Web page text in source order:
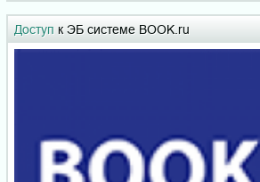
Доступ к ЭБ системе BOOK.ru